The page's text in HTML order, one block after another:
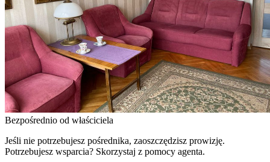
Bezpośrednio od właściciela
Jeśli nie potrzebujesz pośrednika, zaoszczędzisz prowizję.
Potrzebujesz wsparcia? Skorzystaj z pomocy agenta.